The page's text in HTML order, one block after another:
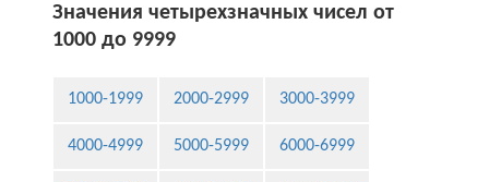
Значения четырехзначных чисел от
1000 до 9999
1000-1999 2000-2999 3000-3999
4000-4999 5000-5999 6000-6999